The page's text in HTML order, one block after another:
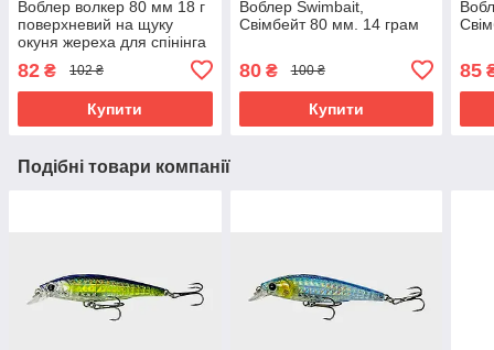
Воблер волкер 80 мм 18 г
поверхневий на щуку
окуня жереха для спінінга
82 ₴ 102 ₴
Купити
Воблер Swimbait,
Свімбейт 80 мм. 14 грам
80₴ 100 ₴
Купити
85
Подібні товари компанії